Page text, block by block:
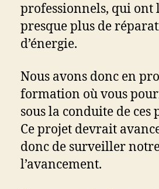
professionnels, qui ont
presque plus de
d’énergie.
Nous avons donc en
formation où vous
sous la conduite de ces
Ce projet devrait
donc de surveiller
l’avancement.